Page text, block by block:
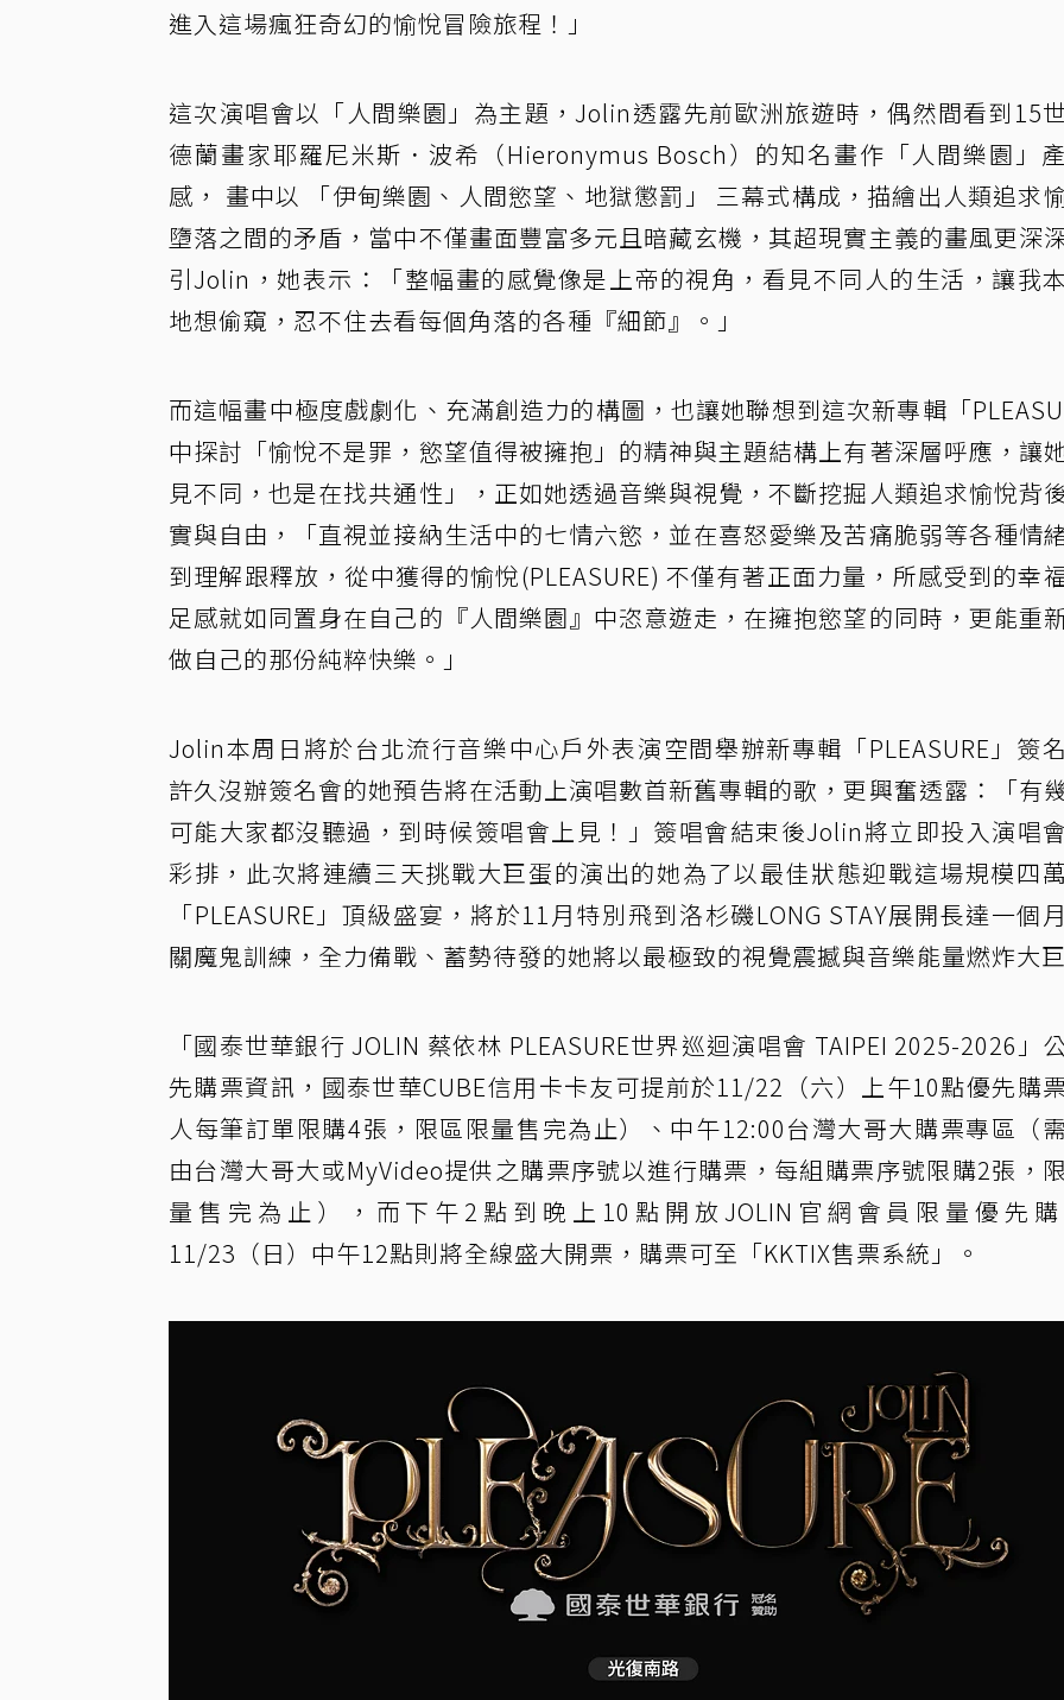
進入這場瘋狂奇幻的愉悅冒險旅程！」
這次演唱會以「人間樂園」為主題，Jolin透露先前歐洲旅遊時，偶然間看到15
德蘭畫家耶羅尼米斯．波希（Hieronymus Bosch）的知名畫作「人間樂園」
感， 畫中以 「伊甸樂園、人間慾望、地獄懲罰」 三幕式構成，描繪出人類追求
墮落之間的矛盾，當中不僅畫面豐富多元且暗藏玄機，其超現實主義的畫風更深
引Jolin，她表示：「整幅畫的感覺像是上帝的視角，看見不同人的生活，讓我
地想偷窺，忍不住去看每個角落的各種『細節』。」
而這幅畫中極度戲劇化、充滿創造力的構圖，也讓她聯想到這次新專輯「
中探討「愉悅不是罪，慾望值得被擁抱」的精神與主題結構上有著深層呼應，讓
見不同，也是在找共通性」，正如她透過音樂與視覺，不斷挖掘人類追求愉悅背
實與自由，「直視並接納生活中的七情六慾，並在喜怒愛樂及苦痛脆弱等各種情
到理解跟釋放，從中獲得的愉悅(PLEASURE) 不僅有著正面力量，所感受到的幸
足感就如同置身在自己的『人間樂園』中恣意遊走，在擁抱慾望的同時，更能重
做自己的那份純粹快樂。」
Jolin本周日將於台北流行音樂中心戶外表演空間舉辦新專輯「PLEASURE」簽
許久沒辦簽名會的她預告將在活動上演唱數首新舊專輯的歌，更興奮透露：「有
可能大家都沒聽過，到時候簽唱會上見！」簽唱會結束後Jolin將立即投入演唱
彩排，此次將連續三天挑戰大巨蛋的演出的她為了以最佳狀態迎戰這場規模四
「PLEASURE」頂級盛宴，將於11月特別飛到洛杉磯LONG STAY展開長達一個
關魔鬼訓練，全力備戰、蓄勢待發的她將以最極致的視覺震撼與音樂能量燃炸大
「國泰世華銀行 JOLIN 蔡依林 PLEASURE世界巡迴演唱會 TAIPEI 2025-2026」
先購票資訊，國泰世華CUBE信用卡卡友可提前於11/22（六）上午10點優先購
人每筆訂單限購4張，限區限量售完為止）、中午12:00台灣大哥大購票專區（
由台灣大哥大或MyVideo提供之購票序號以進行購票，每組購票序號限購2張，
量售完為止），而下午2點到晚上10點開放JOLIN官網會員限量優先購
11/23（日）中午12點則將全線盛大開票，購票可至「KKTIX售票系統」。